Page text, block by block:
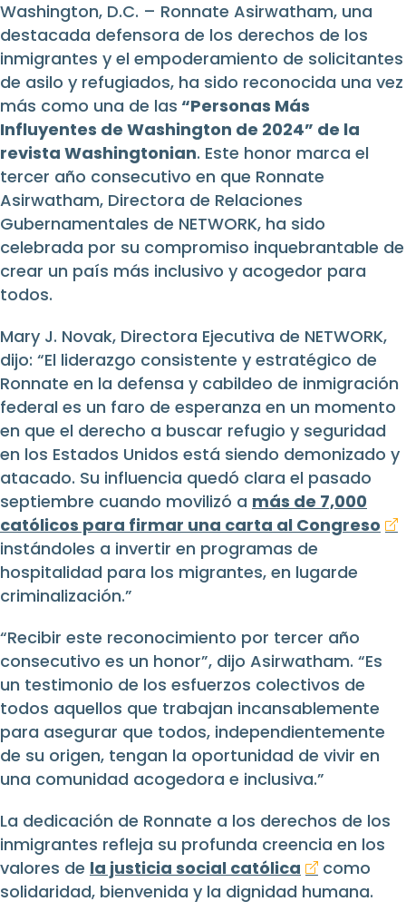
Washington, D.C. – Ronnate Asirwatham, una
destacada defensora de los derechos de los
inmigrantes y el empoderamiento de solicitantes
de asilo y refugiados, ha sido reconocida una vez
más como una de las “Personas Más
Influyentes de Washington de 2024” de la
revista Washingtonian. Este honor marca el
tercer año consecutivo en que Ronnate
Asirwatham, Directora de Relaciones
Gubernamentales de NETWORK, ha sido
celebrada por su compromiso inquebrantable de
crear un país más inclusivo y acogedor para
todos.
Mary J. Novak, Directora Ejecutiva de NETWORK,
dijo: “El liderazgo consistente y estratégico de
Ronnate en la defensa y cabildeo de inmigración
federal es un faro de esperanza en un momento
en que el derecho a buscar refugio y seguridad
en los Estados Unidos está siendo demonizado y
atacado. Su influencia quedó clara el pasado
septiembre cuando movilizó a más de 7,000
católicos para firmar una carta al Congreso
instándoles a invertir en programas de
hospitalidad para los migrantes, en lugarde
criminalización.”
“Recibir este reconocimiento por tercer año
consecutivo es un honor”, dijo Asirwatham. “Es
un testimonio de los esfuerzos colectivos de
todos aquellos que trabajan incansablemente
para asegurar que todos, independientemente
de su origen, tengan la oportunidad de vivir en
una comunidad acogedora e inclusiva.”
La dedicación de Ronnate a los derechos de los
inmigrantes refleja su profunda creencia en los
valores de la justicia social católica
como
solidaridad, bienvenida y la dignidad humana.